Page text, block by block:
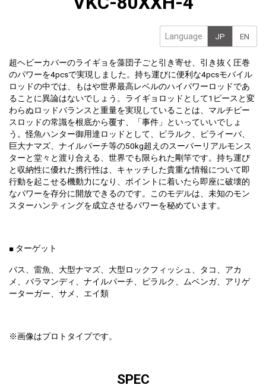
Language JP EN
超ヘビーカバーのライギョを藻団子ごと引き寄せ、引き抜く圧巻
のパワーを4pcsで実現しました。持ち運びに便利な4pcsモバイル
ロッドの中では、もはや世界最高レベルのハイパワーロッドであ
ることに異論はないでしょう。ライギョロッドとして1ピースと変
わらぬロッドバランスと重量を実現していることは、マルチピー
スロッドの常識を根底から覆す、「事件」といっていいでしょ
う。怪魚ハンター御用達ロッドとして、ピラルク、ピライーバ、
巨大ナマズ、ナイルパーチ等の50kg超えのスーパーリアルモンス
ターと堂々と渡り合える、世界でも限られた剛竿です。持ち運び
と収納性に優れた携行性は、キャッチした貴重な情報について即
行動を起こせる機動力になり、ポイントに着いたら即座に破壊的
なパワーを存分に開放できるのです。このモデルは、未知のモン
スターハンティングを成立させるパワーを秘めています。
■ ターゲット
バス、雷魚、大型ナマズ、大型ロックフィッシュ、タコ、アカ
メ、バラマンディ、ナイルパーチ、ピラルク、ムベンガ、アリゲ
ーターガー、サメ、エイ類
※画像はプロトタイプです。
SPEC